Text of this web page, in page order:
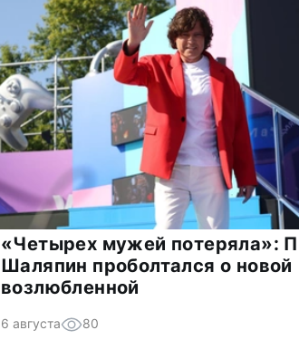
«Четырех мужей потеряла»:
Шаляпин проболтался о новой
возлюбленной
6 августа 80